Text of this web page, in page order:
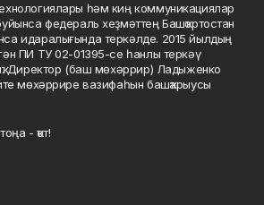
һәм киң коммуникациялар
федераль хеҙмәттең Башҡортостан
идаралығында теркәлде. 2015 йылдың
ПИ ТУ 02-01395-се һанлы теркәү
Директор (баш мөхәррир) Ладыженко
мөхәррире вазифаһын башҡарыусы
- ҡот!